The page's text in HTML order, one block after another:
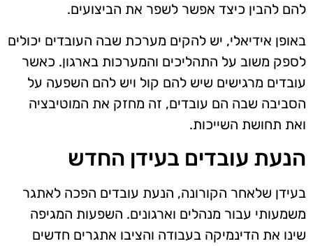
להם להבין כיצד אפשר לשפר את הביצועים.
באופן אידיאלי, יש להקים מערכת שבה העובדים יכולים
לספק משוב על התהליכים והמערכות בארגון. כאשר
עובדים מרגישים שיש להם קול ויש להם השפעה על
הסביבה שבה הם עובדים, זה מחזק את המוטיבציה
ואת תחושת השייכות.
הנעת עובדים בעידן החדש
בעידן שלאחר הקורונה, הנעת עובדים הפכה לאתגר
משמעותי עבור מנהלים וארגונים. השפעות המגיפה
שינו את הדינמיקה בעבודה והציבו אתגרים חדשים